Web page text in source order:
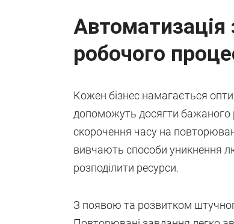
Автоматизація
робочого
Кожен бізнес намагається
допоможуть досягти бажаного
скорочення часу на
вивчають способи уникнення
розподілити ресурси.
З появою та розвитком